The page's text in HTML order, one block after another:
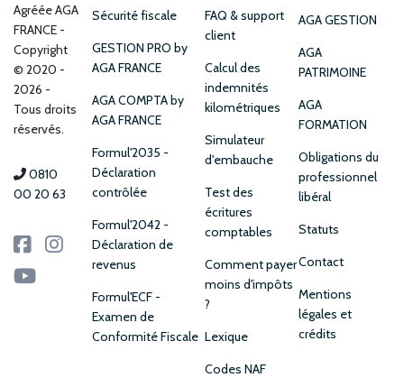
Agréée AGA
FRANCE
Copyright
© 2020 -
2026 -
Tous droits
réservés.
0810
00 20 63
Sécurité fiscale
GESTION PRO by
AGA FRANCE
AGA COMPTA by
AGA FRANCE
Formul'2035 -
Déclaration
contrôlée
Formul'2042 -
Déclaration de
revenus
Formul'ECF -
Examen de
Conformité Fiscale
FAQ & support
client
Calcul des
indemnités
kilométriques
Simulateur
d'embauche
Test des
écritures
comptables
Comment payer
moins d'impôts
?
Lexique
Codes NAF
AGA GESTION
AGA
PATRIMOINE
AGA
FORMATION
Obligations du
professionnel
libéral
Statuts
Contact
Mentions
légales et
crédits